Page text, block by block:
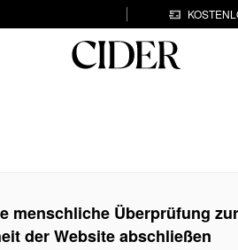
menschliche Überprüfung zur
der Website abschließen